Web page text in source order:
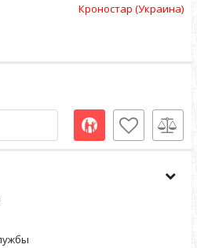
Кроностар (Украина)